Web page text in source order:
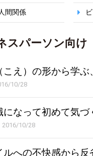
間関係
スパーソン向
こえ）の形から学
10/28
なって初めて気づ
2016/10/28
への不快感から反